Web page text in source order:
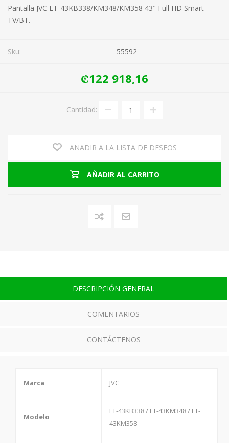
Pantalla JVC LT-43KB338/KM348/KM358 43" Full HD Smart
TV/BT.
Sku: 55592
₡122 918,16
Cantidad:
AÑADIR A LA LISTA DE DESEOS
AÑADIR AL CARRITO
DESCRIPCIÓN GENERAL
COMENTARIOS
CONTÁCTENOS
Marca JVC
Modelo
LT-43KB338 / LT-43KM348 / LT-
43KM358